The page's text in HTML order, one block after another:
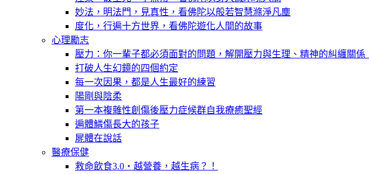
妙法，明法門，見真性，看佛陀以般若智慧滌淨凡塵
度化，行遍十方世界，看佛陀遊化人間的故事
心理勵志
壓力：你一輩子都必須面對的問題，解開壓力與生理、精神的糾纏關係
打破人生幻鏡的四個約定
每一次因果，都是人生最好的練習
陽剛與陰柔
第一本複雜性創傷後壓力症候群自我療癒聖經
遍體鱗傷長大的孩子
屍體在說話
醫療保健
救命飲食3.0‧越營養，越生病？！